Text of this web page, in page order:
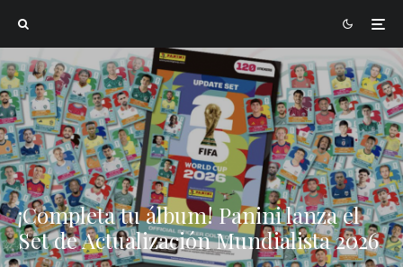
¡Completa tu álbum! Panini lanza el
Set de Actualización Mundialista 2026